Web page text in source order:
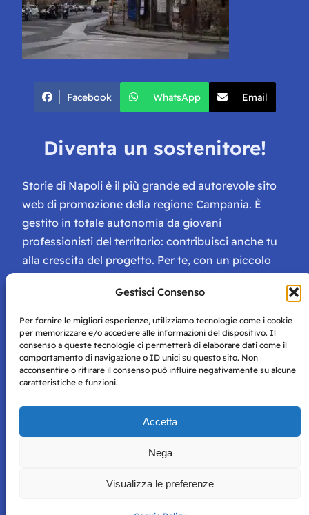
Gestisci Consenso
Per fornire le migliori esperienze, utilizziamo tecnologie come i cookie
per memorizzare e/o accedere alle informazioni del dispositivo. Il
consenso a queste tecnologie ci permetterà di elaborare dati come il
comportamento di navigazione o ID unici su questo sito. Non
acconsentire o ritirare il consenso può influire negativamente su alcune
caratteristiche e funzioni.
Accetta
Nega
Visualizza le preferenze
Facebook WhatsApp Email
Diventa un sostenitore!
Storie di Napoli è il più grande ed autorevole sito
web di promozione della regione Campania. È
gestito in totale autonomia da giovani
professionisti del territorio: contribuisci anche tu
alla crescita del progetto. Per te, con un piccolo
tessera di Storie Campane, libri e magazine gratis
e inviti ad eventi esclusivi!
Storie di Napoli è una testata registrata presso il tribunale di
per mero scopo didattico e informativo.
perseguito secondo i termini di legge. Si nega l’utilizzo delle